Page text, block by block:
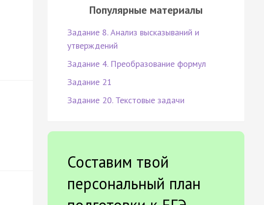
Популярные материалы
Задание 8. Анализ высказываний и
утверждений
Задание 4. Преобразование формул
Задание 21
Задание 20. Текстовые задачи
Составим твой
персональный план